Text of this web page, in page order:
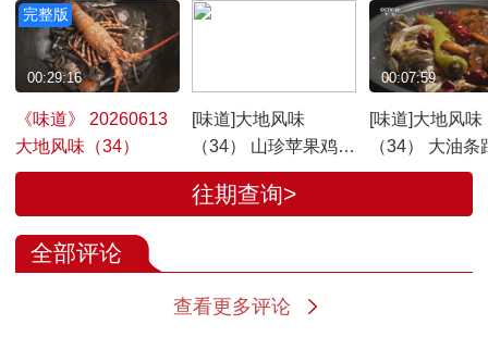
完整版
《味道》 20260613
大地风味（34）
00:29:16
[味道]大地风味
（34） 山珍苹果鸡是
集鲜 甜 香于一锅的
美食
[味道]大地风味
（34） 大油条
搭档才能更加
00:07:59
往期查询>
全部评论
查看更多评论